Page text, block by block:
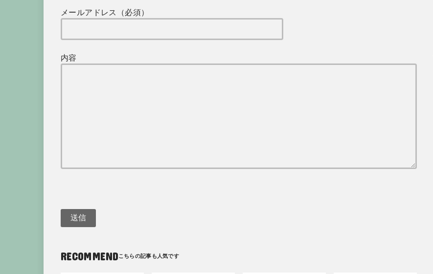
メールアドレス（必須）
内容
RECOMMEND